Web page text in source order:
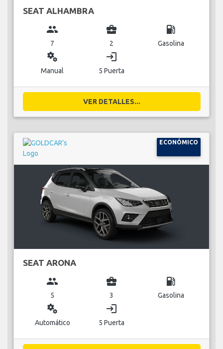
SEAT ALHAMBRA
group
7
business_center
2
local_gas_station
Gasolina
miscellaneous_services
Manual
login
5 Puerta
VER DETALLES...
ECONÓMICO
SEAT ARONA
group
5
business_center
3
local_gas_station
Gasolina
miscellaneous_services
Automático
login
5 Puerta